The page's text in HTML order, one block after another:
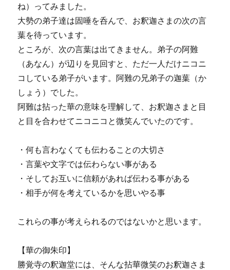
ね）ってみました。
大勢の弟子達は固唾を呑んで、お釈迦さまの次の言
葉を待っています。
ところが、次の言葉は出てきません。弟子の阿難
（あなん）が辺りを見回すと、ただ一人だけニコニ
コしている弟子がいます。阿難の兄弟子の迦葉（か
しょう）でした。
阿難は拈った華の意味を理解して、お釈迦さまと目
と目を合わせてニコニコと微笑んでいたのです。
・何も言わなくても伝わることの大切さ
・言葉や文字では伝わらない事がある
・そしてお互いに信頼があれば伝わる事がある
・相手が何を考えているかを思いやる事
これらの事が考えられるのではないかと思います。
【華の御朱印】
勝覚寺の釈迦堂には、そんな拈華微笑のお釈迦さま